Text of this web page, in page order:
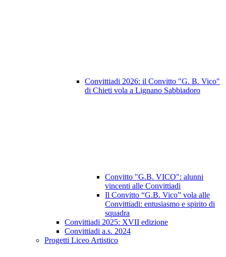
Convittiadi 2026: il Convitto "G. B. Vico"
di Chieti vola a Lignano Sabbiadoro
Convitto "G.B. VICO": alunni
vincenti alle Convittiadi
Il Convitto “G.B. Vico” vola alle
Convittiadi: entusiasmo e spirito di
squadra
Convittiadi 2025: XVII edizione
Convittiadi a.s. 2024
Progetti Liceo Artistico